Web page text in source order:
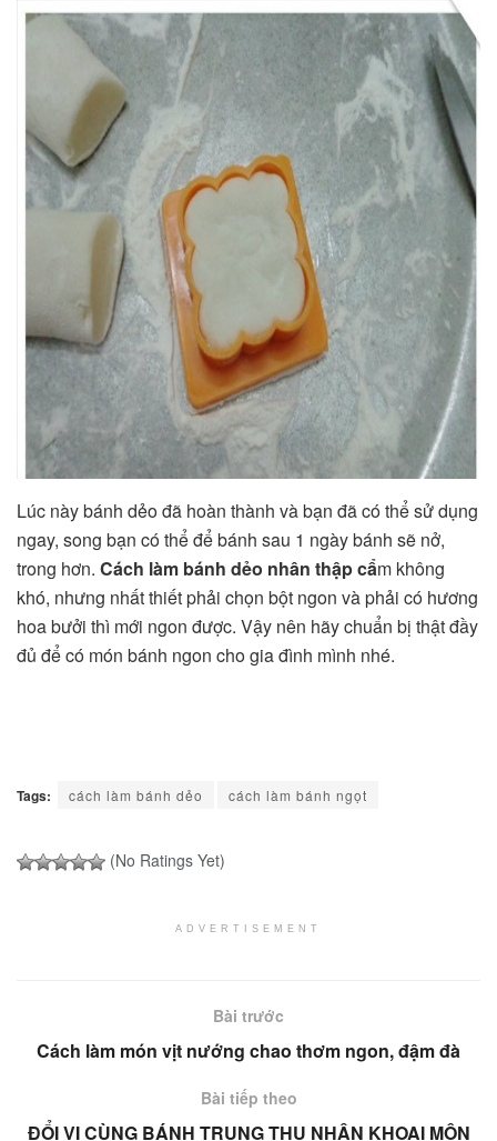
Lúc này bánh dẻo đã hoàn thành và bạn đã có thể sử dụng
ngay, song bạn có thể để bánh sau 1 ngày bánh sẽ nở,
trong hơn. Cách làm bánh dẻo nhân thập cẩm không
khó, nhưng nhất thiết phải chọn bột ngon và phải có hương
hoa bưởi thì mới ngon được. Vậy nên hãy chuẩn bị thật đầy
đủ để có món bánh ngon cho gia đình mình nhé.
Tags: cách làm bánh dẻo cách làm bánh ngọt
(No Ratings Yet)
ADVERTISEMENT
Bài trước
Cách làm món vịt nướng chao thơm ngon, đậm đà
Bài tiếp theo
ĐỔI VỊ CÙNG BÁNH TRUNG THU NHÂN KHOAI MÔN